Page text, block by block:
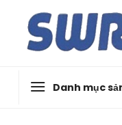
content
Danh mục